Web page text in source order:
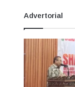
Advertorial